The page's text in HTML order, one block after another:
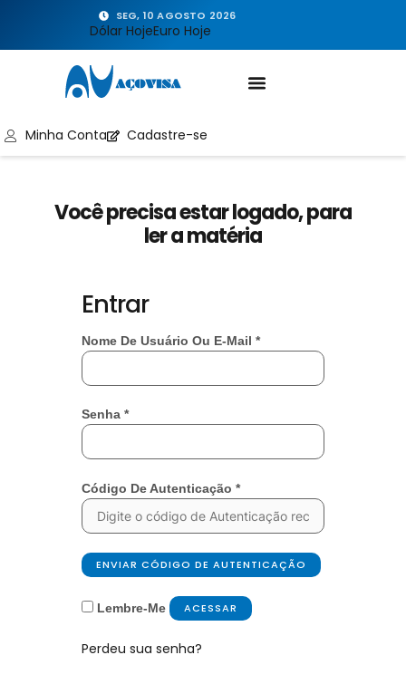
SEG, 10 AGOSTO 2026
Dólar HojeEuro Hoje
Minha Conta Cadastre-se
Você precisa estar logado, para
ler a matéria
Entrar
Nome De Usuário Ou E-Mail *
Senha *
Código De Autenticação *
ENVIAR CÓDIGO DE AUTENTICAÇÃO
Lembre-Me ACESSAR
Perdeu sua senha?